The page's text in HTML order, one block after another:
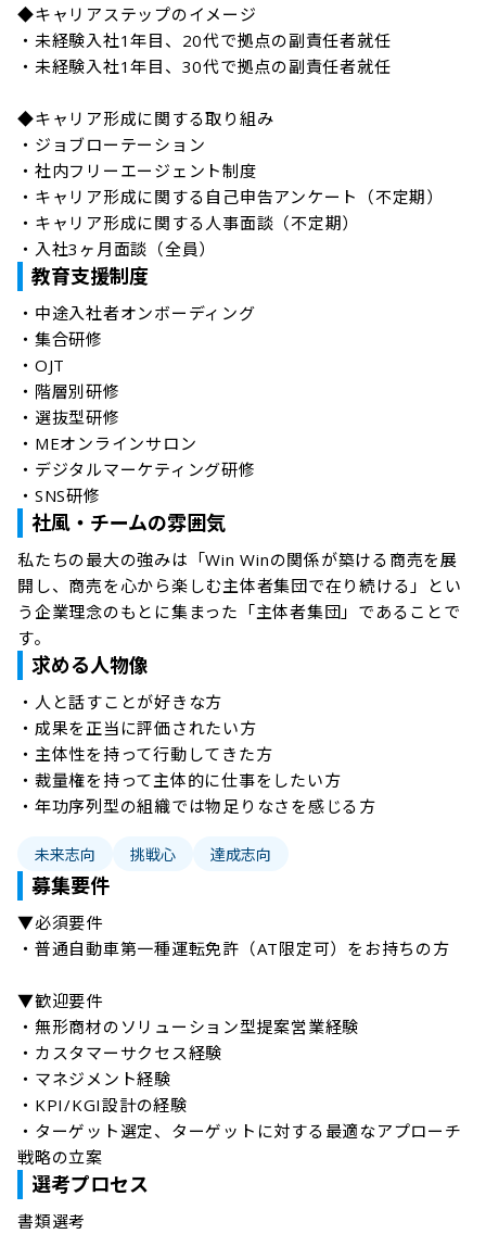
◆キャリアステップのイメージ
・未経験入社1年目、20代で拠点の副責任者就任
・未経験入社1年目、30代で拠点の副責任者就任
◆キャリア形成に関する取り組み
・ジョブローテーション
・社内フリーエージェント制度
・キャリア形成に関する自己申告アンケート（不定期）
・キャリア形成に関する人事面談（不定期）
・入社3ヶ月面談（全員）
教育支援制度
・中途入社者オンボーディング
・集合研修
・OJT
・階層別研修
・選抜型研修
・MEオンラインサロン
・デジタルマーケティング研修
・SNS研修
社風・チームの雰囲気
私たちの最大の強みは「Win Winの関係が築ける商売を展
開し、商売を心から楽しむ主体者集団で在り続ける」とい
う企業理念のもとに集まった「主体者集団」であることで
す。
求める人物像
・人と話すことが好きな方
・成果を正当に評価されたい方
・主体性を持って行動してきた方
・裁量権を持って主体的に仕事をしたい方
・年功序列型の組織では物足りなさを感じる方
未来志向 挑戦心 達成志向
募集要件
▼必須要件
・普通自動車第一種運転免許（AT限定可）をお持ちの方
▼歓迎要件
・無形商材のソリューション型提案営業経験
・カスタマーサクセス経験
・マネジメント経験
・KPI/KGI設計の経験
・ターゲット選定、ターゲットに対する最適なアプローチ
戦略の立案
選考プロセス
書類選考